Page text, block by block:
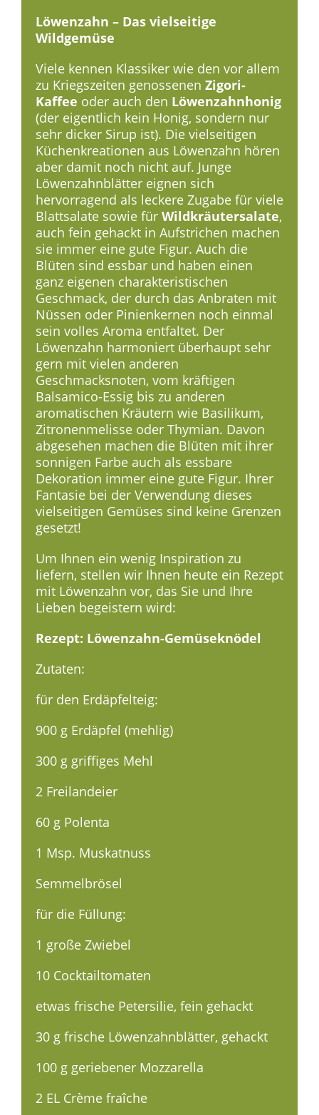
Löwenzahn – Das vielseitige
Wildgemüse
Viele kennen Klassiker wie den vor allem
zu Kriegszeiten genossenen Zigori-
Kaffee oder auch den Löwenzahnhonig
(der eigentlich kein Honig, sondern nur
sehr dicker Sirup ist). Die vielseitigen
Küchenkreationen aus Löwenzahn hören
aber damit noch nicht auf. Junge
Löwenzahnblätter eignen sich
hervorragend als leckere Zugabe für viele
Blattsalate sowie für Wildkräutersalate,
auch fein gehackt in Aufstrichen machen
sie immer eine gute Figur. Auch die
Blüten sind essbar und haben einen
ganz eigenen charakteristischen
Geschmack, der durch das Anbraten mit
Nüssen oder Pinienkernen noch einmal
sein volles Aroma entfaltet. Der
Löwenzahn harmoniert überhaupt sehr
gern mit vielen anderen
Geschmacksnoten, vom kräftigen
Balsamico-Essig bis zu anderen
aromatischen Kräutern wie Basilikum,
Zitronenmelisse oder Thymian. Davon
abgesehen machen die Blüten mit ihrer
sonnigen Farbe auch als essbare
Dekoration immer eine gute Figur. Ihrer
Fantasie bei der Verwendung dieses
vielseitigen Gemüses sind keine Grenzen
gesetzt!
Um Ihnen ein wenig Inspiration zu
liefern, stellen wir Ihnen heute ein Rezept
mit Löwenzahn vor, das Sie und Ihre
Lieben begeistern wird:
Rezept: Löwenzahn-Gemüseknödel
Zutaten:
für den Erdäpfelteig:
900 g Erdäpfel (mehlig)
300 g griffiges Mehl
2 Freilandeier
60 g Polenta
1 Msp. Muskatnuss
Semmelbrösel
für die Füllung:
1 große Zwiebel
10 Cocktailtomaten
etwas frische Petersilie, fein gehackt
30 g frische Löwenzahnblätter, gehackt
100 g geriebener Mozzarella
2 EL Crème fraîche